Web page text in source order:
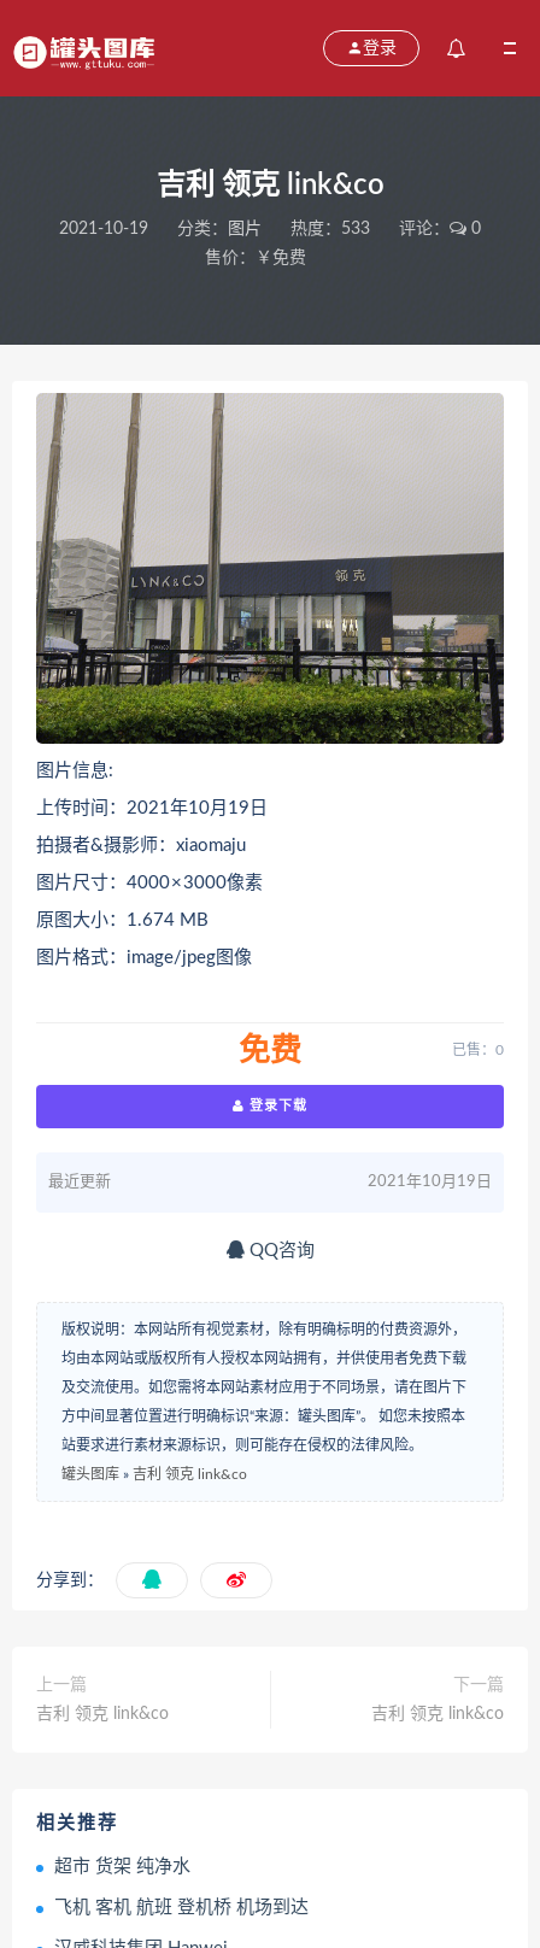
登录
吉利 领克 link&co
2021-10-19 分类： 图片 热度：533 评论：
0
售价：￥免费
图片信息:
上传时间：2021年10月19日
拍摄者&摄影师：xiaomaju
图片尺寸：4000 × 3000像素
原图大小：1.674 MB
图片格式：image/jpeg图像
免费 已售：0
登录下载
最近更新 2021年10月19日
QQ咨询
版权说明：本网站所有视觉素材，除有明确标明的付费资源外，
均由本网站或版权所有人授权本网站拥有，并供使用者免费下载
及交流使用。如您需将本网站素材应用于不同场景，请在图片下
方中间显著位置进行明确标识“来源：罐头图库”。 如您未按照本
站要求进行素材来源标识，则可能存在侵权的法律风险。
罐头图库 » 吉利 领克 link&co
分享到：
上一篇
吉利 领克 link&co
下一篇
吉利 领克 link&co
相关推荐
超市 货架 纯净水
飞机 客机 航班 登机桥 机场到达